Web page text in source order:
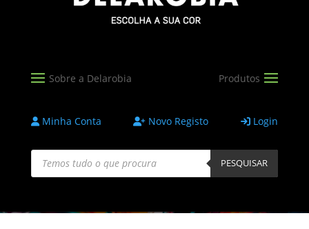
Minha Conta Novo Registo Login
Products
search PESQUISAR